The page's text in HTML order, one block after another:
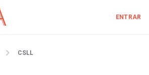
ENTRAR
CSLL